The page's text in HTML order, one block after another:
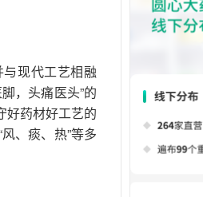
现代工艺相融
，头痛医头”的
好药材好工艺的
、痰、热”等多